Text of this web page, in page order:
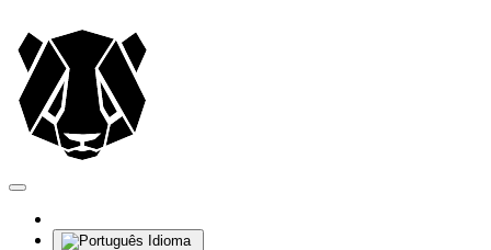
Idioma